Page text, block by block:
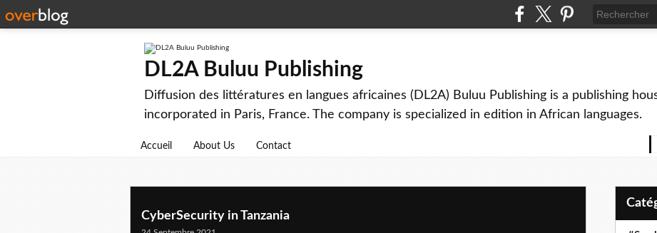
DL2A Buluu Publishing
Diffusion des littératures en langues africaines (DL2A) Buluu Publishing is a publishing
incorporated in Paris, France. The company is specialized in edition in African languages.
Accueil About Us Contact
CyberSecurity in Tanzania